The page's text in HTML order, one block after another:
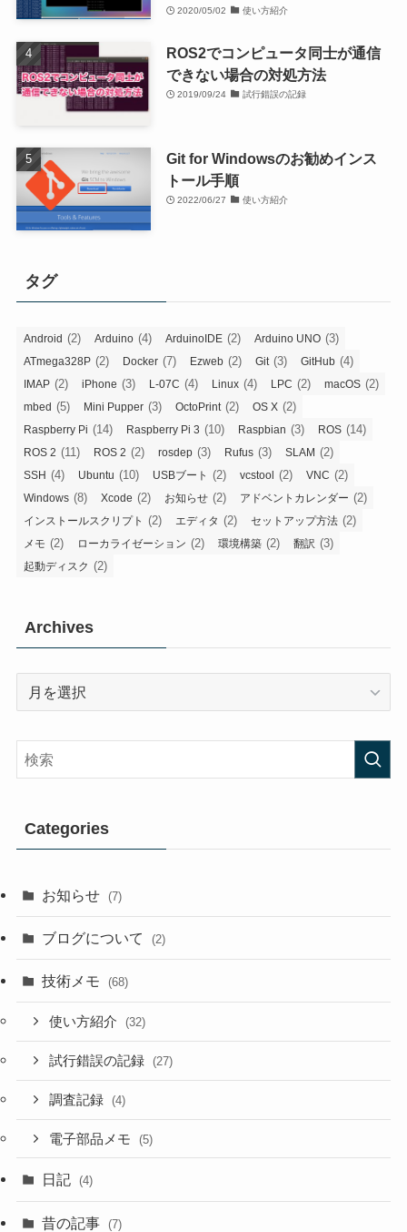
2020/05/02 使い方紹介
ROS2でコンピュータ同士が通信
できない場合の対処方法
2019/09/24 試行錯誤の記録
Git for Windowsのお勧めインス
トール手順
2022/06/27 使い方紹介
タグ
Android (2) Arduino (4) ArduinoIDE (2) Arduino UNO (3)
ATmega328P (2) Docker (7) Ezweb (2) Git (3) GitHub (4)
IMAP (2) iPhone (3) L-07C (4) Linux (4) LPC (2) macOS (2)
mbed (5) Mini Pupper (3) OctoPrint (2) OS X (2)
Raspberry Pi (14) Raspberry Pi 3 (10) Raspbian (3) ROS (14)
ROS 2 (11) ROS 2 (2) rosdep (3) Rufus (3) SLAM (2)
SSH (4) Ubuntu (10) USBブート (2) vcstool (2) VNC (2)
Windows (8) Xcode (2) お知らせ (2) アドベントカレンダー (2)
インストールスクリプト (2) エディタ (2) セットアップ方法 (2)
メモ (2) ローカライゼーション (2) 環境構築 (2) 翻訳 (3)
起動ディスク (2)
Archives
Archives
Categories
お知らせ (7)
ブログについて (2)
技術メモ (68)
使い方紹介 (32)
試行錯誤の記録 (27)
調査記録 (4)
電子部品メモ (5)
日記 (4)
昔の記事 (7)